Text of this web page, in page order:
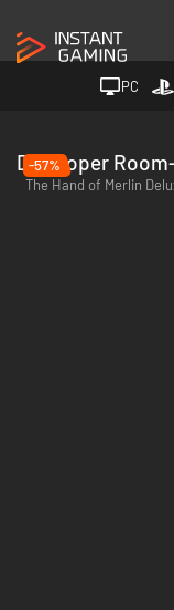
PC
Developer
-57%